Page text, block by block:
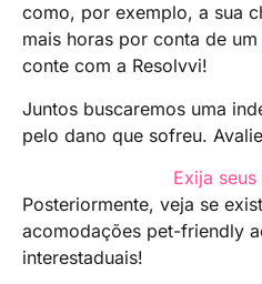
como, por exemplo, a sua
mais horas por conta de um
conte com a Resolvvi!
Juntos buscaremos uma
pelo dano que sofreu.
Exija
Posteriormente, veja se
acomodações pet-friendly
interestaduais!